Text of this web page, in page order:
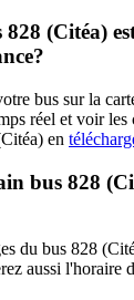
828 (Citéa)
bus sur la
réel et voir les
en
bus 828
du bus 828
aussi l'horaire